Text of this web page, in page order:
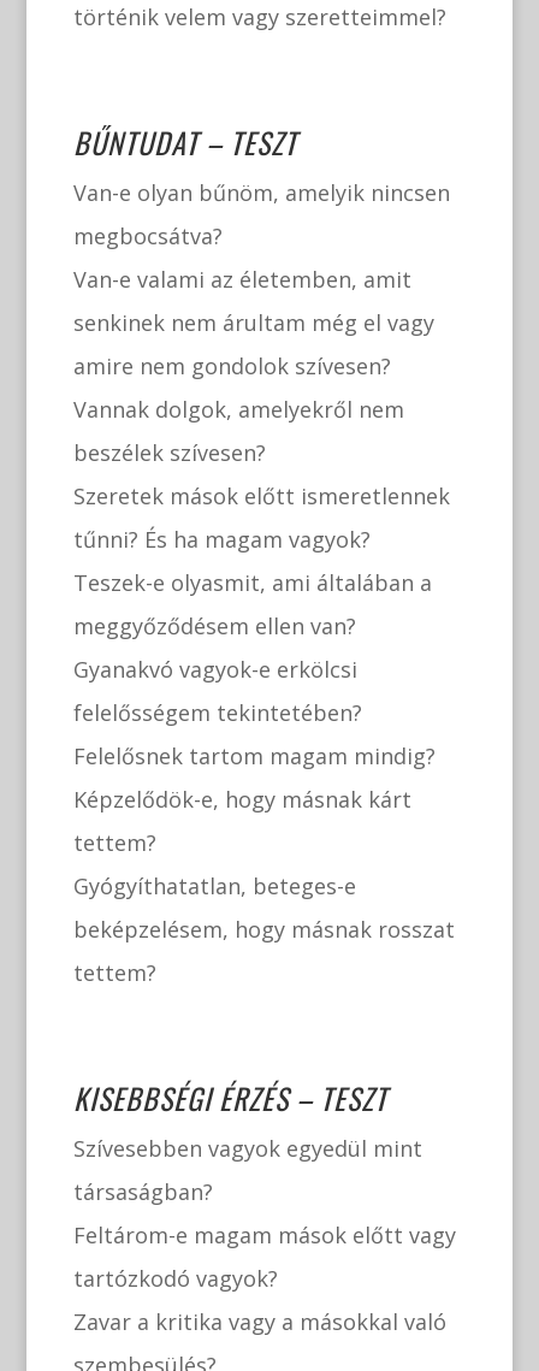
történik velem vagy szeretteimmel?
BŰNTUDAT – TESZT
Van-e olyan bűnöm, amelyik nincsen
megbocsátva?
Van-e valami az életemben, amit
senkinek nem árultam még el vagy
amire nem gondolok szívesen?
Vannak dolgok, amelyekről nem
beszélek szívesen?
Szeretek mások előtt ismeretlennek
tűnni? És ha magam vagyok?
Teszek-e olyasmit, ami általában a
meggyőződésem ellen van?
Gyanakvó vagyok-e erkölcsi
felelősségem tekintetében?
Felelősnek tartom magam mindig?
Képzelődök-e, hogy másnak kárt
tettem?
Gyógyíthatatlan, beteges-e
beképzelésem, hogy másnak rosszat
tettem?
KISEBBSÉGI ÉRZÉS – TESZT
Szívesebben vagyok egyedül mint
társaságban?
Feltárom-e magam mások előtt vagy
tartózkodó vagyok?
Zavar a kritika vagy a másokkal való
szembesülés?